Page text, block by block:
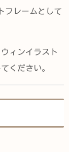
フレームとして
ィンイラスト
ください。